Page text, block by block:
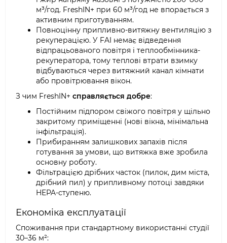
м³/год. FreshIN+ при 60 м³/год не впорається з
активним приготуванням.
Повноцінну припливно-витяжну вентиляцію з
рекуперацією. У FAI немає відведення
відпрацьованого повітря і теплообмінника-
рекуператора, тому теплові втрати взимку
відбуваються через витяжний канал кімнати
або провітрювання вікон.
З чим FreshIN+ справляється добре:
Постійним підпором свіжого повітря у щільно
закритому приміщенні (нові вікна, мінімальна
інфільтрація).
Прибиранням залишкових запахів після
готування за умови, що витяжка вже зробила
основну роботу.
Фільтрацією дрібних часток (пилок, дим міста,
дрібний пил) у припливному потоці завдяки
HEPA-ступеню.
Економіка експлуатації
Споживання при стандартному використанні студії
30–36 м²: